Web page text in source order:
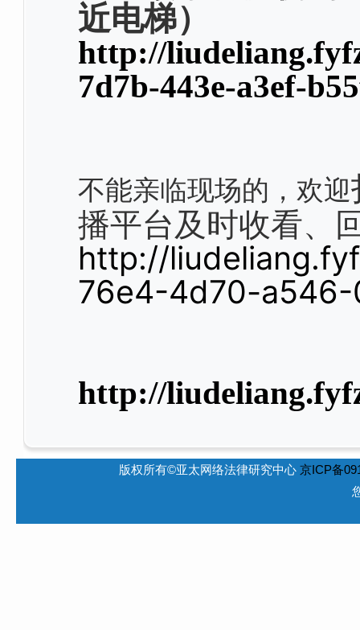
近电梯）
http://
7d7b-443e-a3ef-
不能亲临现场的，欢迎
播平台及时收看、
http://
76e4-4d70-
http://
版权所有©亚太网络法律研究中心 京ICP备